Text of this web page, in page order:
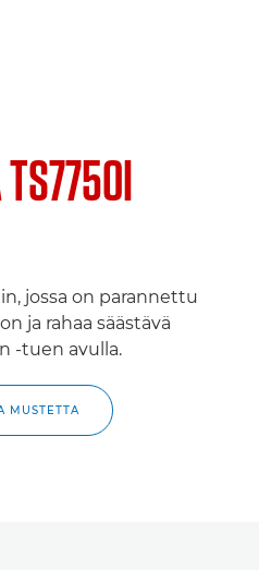
jossa on parannettu
ja rahaa säästävä
-tuen avulla.
MUSTETTA
breadcrumbs